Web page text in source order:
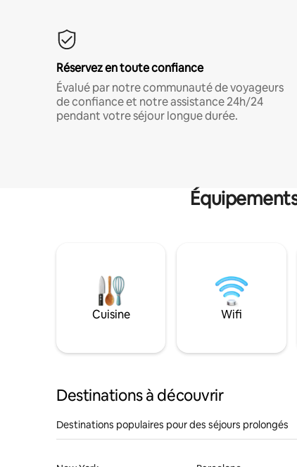
Réservez en toute confiance
Évalué par notre communauté de voyageurs
de confiance et notre assistance 24h/24
pendant votre séjour longue durée.
Cuisine Wifi
Destinations à découvrir
Destinations populaires pour des séjours prolongés